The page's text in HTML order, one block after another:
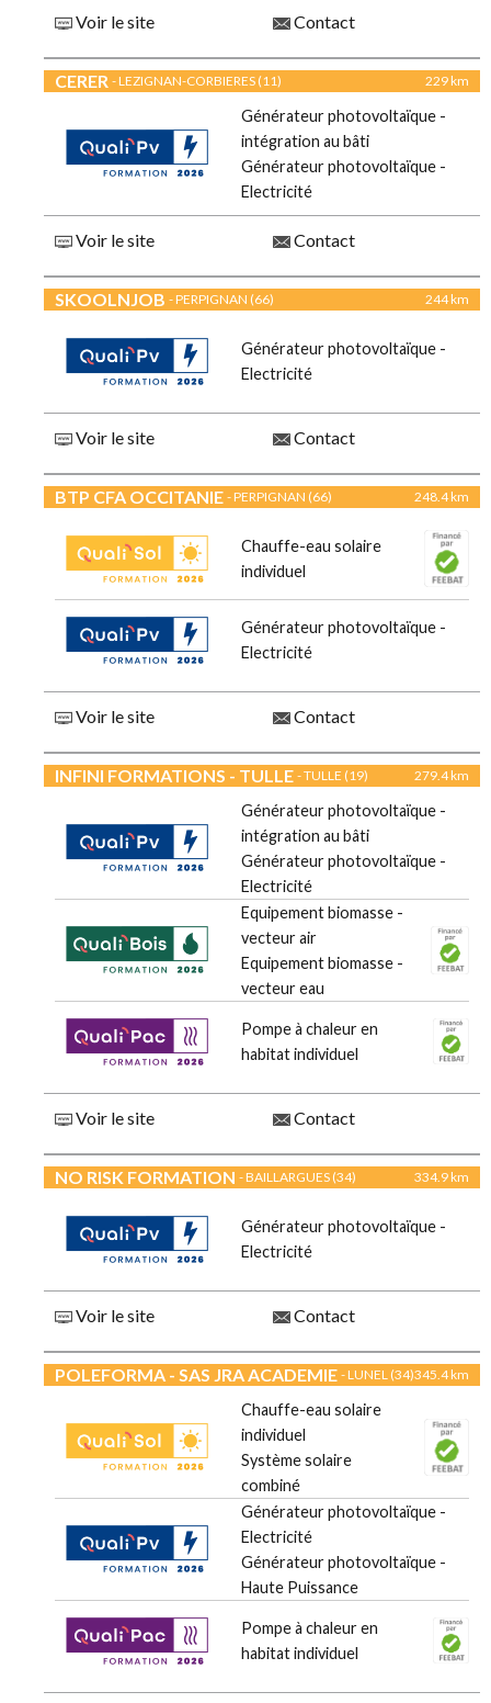
Voir le site Contact
CERER - LEZIGNAN-CORBIERES (11) 229 km
Générateur photovoltaïque -
intégration au bâti
Générateur photovoltaïque -
Electricité
Voir le site Contact
SKOOLNJOB - PERPIGNAN (66) 244 km
Générateur photovoltaïque -
Electricité
Voir le site Contact
BTP CFA OCCITANIE - PERPIGNAN (66) 248.4 km
Chauffe-eau solaire
individuel
Générateur photovoltaïque -
Electricité
Voir le site Contact
INFINI FORMATIONS - TULLE - TULLE (19) 279.4 km
Générateur photovoltaïque -
intégration au bâti
Générateur photovoltaïque -
Electricité
Equipement biomasse -
vecteur air
Equipement biomasse -
vecteur eau
Pompe à chaleur en
habitat individuel
Voir le site Contact
NO RISK FORMATION - BAILLARGUES (34) 334.9 km
Générateur photovoltaïque -
Electricité
Voir le site Contact
POLEFORMA - SAS JRA ACADEMIE - LUNEL (34)345.4 km
Chauffe-eau solaire
individuel
Système solaire
combiné
Générateur photovoltaïque -
Electricité
Générateur photovoltaïque -
Haute Puissance
Pompe à chaleur en
habitat individuel